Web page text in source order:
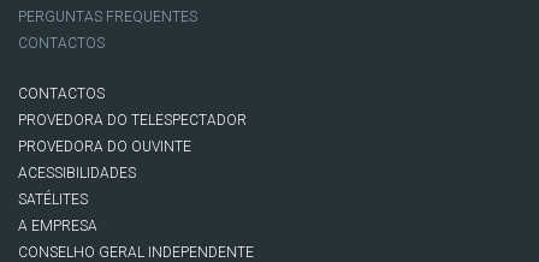
PERGUNTAS FREQUENTES
CONTACTOS
CONTACTOS
PROVEDORA DO TELESPECTADOR
PROVEDORA DO OUVINTE
ACESSIBILIDADES
SATÉLITES
A EMPRESA
CONSELHO GERAL INDEPENDENTE